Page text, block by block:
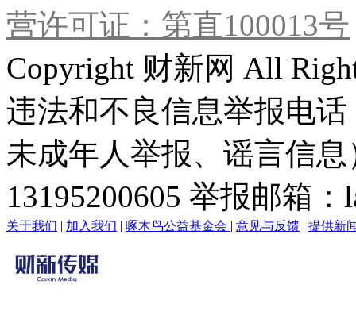
营许可证：第直100013号
Copyright 财新网 All
违法和不良信息举报电
未成年人举报、谣言信
13195200605 举报邮箱
关于我们 | 加入我们 | 啄木鸟公益基金会 | 意见与反馈 | 提供新